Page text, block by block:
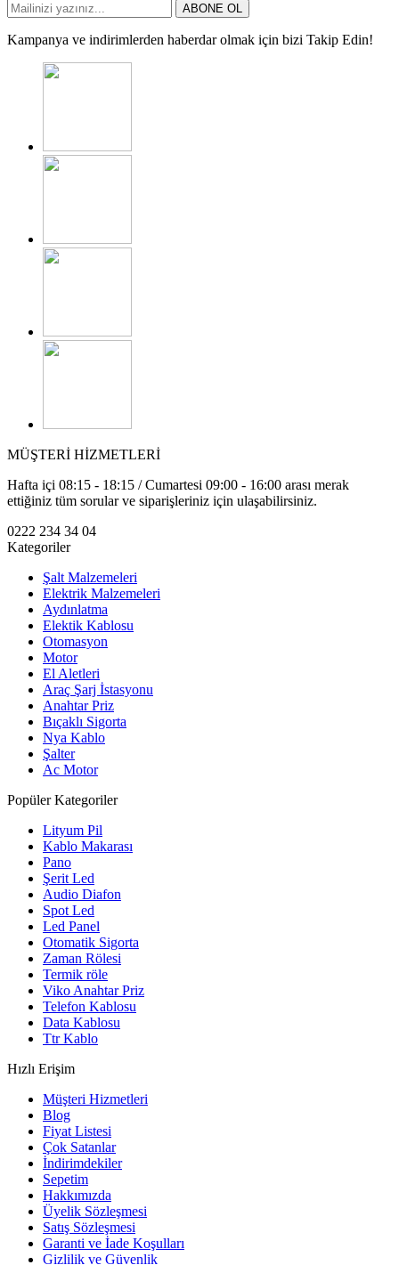
ABONE OL
Kampanya ve indirimlerden haberdar olmak için bizi Takip Edin!
MÜŞTERİ HİZMETLERİ
Hafta içi 08:15 - 18:15 / Cumartesi 09:00 - 16:00 arası merak
ettiğiniz tüm sorular ve siparişleriniz için ulaşabilirsiniz.
0222 234 34 04
Kategoriler
Şalt Malzemeleri
Elektrik Malzemeleri
Aydınlatma
Elektik Kablosu
Otomasyon
Motor
El Aletleri
Araç Şarj İstasyonu
Anahtar Priz
Bıçaklı Sigorta
Nya Kablo
Şalter
Ac Motor
Popüler Kategoriler
Lityum Pil
Kablo Makarası
Pano
Şerit Led
Audio Diafon
Spot Led
Led Panel
Otomatik Sigorta
Zaman Rölesi
Termik röle
Viko Anahtar Priz
Telefon Kablosu
Data Kablosu
Ttr Kablo
Hızlı Erişim
Müşteri Hizmetleri
Blog
Fiyat Listesi
Çok Satanlar
İndirimdekiler
Sepetim
Hakkımızda
Üyelik Sözleşmesi
Satış Sözleşmesi
Garanti ve İade Koşulları
Gizlilik ve Güvenlik